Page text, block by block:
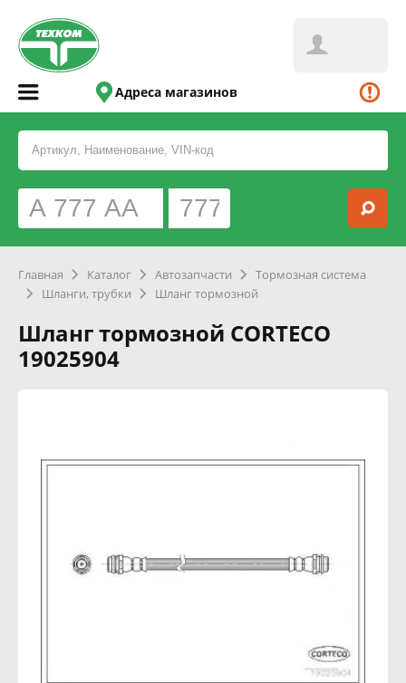
Адреса магазинов
Главная Каталог Автозапчасти
Тормозная система
Шланги, трубки
Шланг тормозной
Шланг тормозной CORTECO
19025904